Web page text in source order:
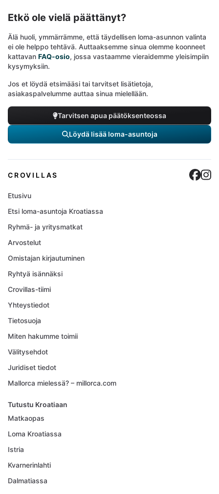
Etkö ole vielä päättänyt?
Älä huoli, ymmärrämme, että täydellisen loma-asunnon valinta
ei ole helppo tehtävä. Auttaaksemme sinua olemme koonneet
kattavan FAQ-osio, jossa vastaamme vieraidemme yleisimpiin
kysymyksiin.
Jos et löydä etsimääsi tai tarvitset lisätietoja,
asiakaspalvelumme auttaa sinua mielellään.
Tarvitsen apua päätöksenteossa
Löydä lisää loma-asuntoja
CROVILLAS
Etusivu
Etsi loma-asuntoja Kroatiassa
Ryhmä- ja yritysmatkat
Arvostelut
Omistajan kirjautuminen
Ryhtyä isännäksi
Crovillas-tiimi
Yhteystiedot
Tietosuoja
Miten hakumme toimii
Välitysehdot
Juridiset tiedot
Mallorca mielessä? – millorca.com
Tutustu Kroatiaan
Matkaopas
Loma Kroatiassa
Istria
Kvarnerinlahti
Dalmatiassa